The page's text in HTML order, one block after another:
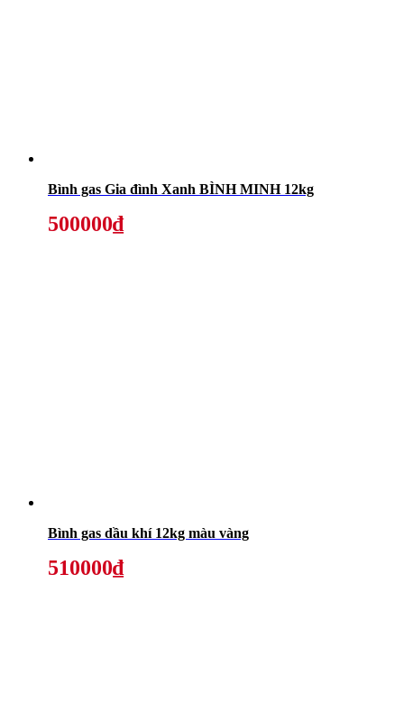
Bình gas Gia đình Xanh BÌNH MINH 12kg
500000₫
Bình gas dầu khí 12kg màu vàng
510000₫